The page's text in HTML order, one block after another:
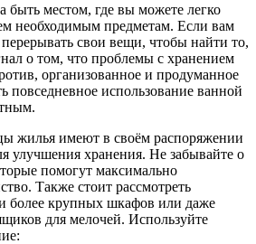
быть местом, где вы можете легко
необходимым предметам. Если вам
свои вещи, чтобы найти то,
о том, что проблемы с хранением
организованное и продуманное
повседневное использование ванной
жилья имеют в своём распоряжении
улучшения хранения. Не забывайте о
помогут максимально
Также стоит рассмотреть
более крупных шкафов или даже
для мелочей. Используйте